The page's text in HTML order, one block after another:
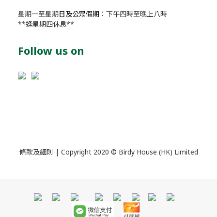
星期一至星期日及公眾假期 ：下午四時至晚上八時
**逢星期四休息**
Follow us on
條款及細則 | Copyright 2020 © Birdy House (HK) Limited